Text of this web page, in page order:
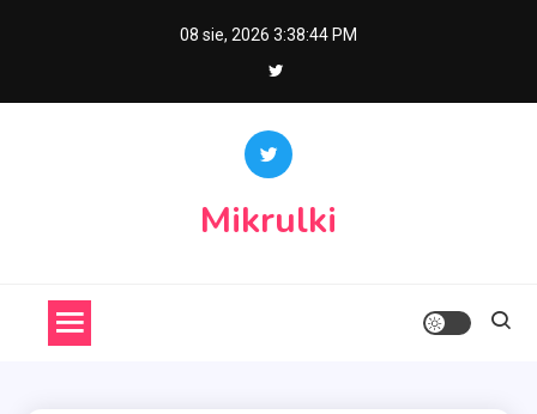
08 sie, 2026 3:38:45 PM
Mikrulki